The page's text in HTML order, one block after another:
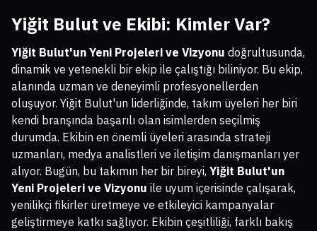
Yiğit Bulut ve Ekibi: Kimler Var?
Yiğit Bulut'un Yeni Projeleri ve Vizyonu doğrultusunda,
dinamik ve yetenekli bir ekip ile çalıştığı biliniyor. Bu ekip,
alanında uzman ve deneyimli profesyonellerden
oluşuyor. Yiğit Bulut'un liderliğinde, takım üyeleri her biri
kendi branşında başarılı olan isimlerden seçilmiş
durumda. Ekibin en önemli üyeleri arasında strateji
uzmanları, medya analistleri ve iletişim danışmanları yer
alıyor. Bugün, bu takımın her bir bireyi, Yiğit Bulut'un
Yeni Projeleri ve Vizyonu ile uyum içerisinde çalışarak,
yenilikçi fikirler üretmeye ve etkileyici kampanyalar
geliştirmeye katkı sağlıyor. Ekibin çeşitliliği, farklı bakış